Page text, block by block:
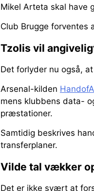
Mikel Arteta skal have
Club Brugge
Tzolis vil
Det forlyder nu også,
Arsenal-kilden
mens klubbens data-
præstationer.
Samtidig beskrives
transferplaner.
Vilde tal vækker
Det er ikke svært at